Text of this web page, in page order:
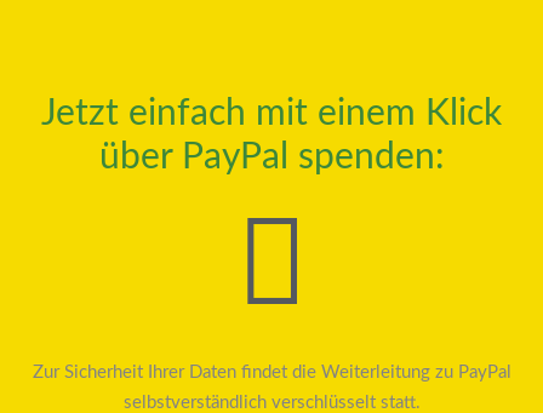
Jetzt einfach mit einem Klick
über PayPal spenden:
Zur Sicherheit Ihrer Daten findet die Weiterleitung zu PayPal
selbstverständlich verschlüsselt statt.